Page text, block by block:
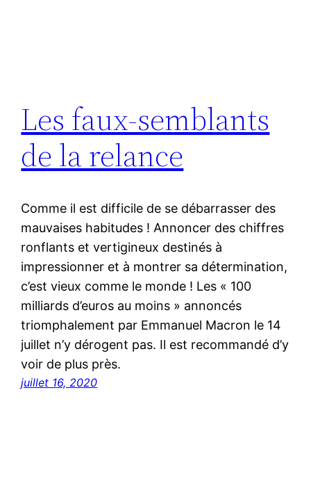
Les faux-semblants
de la relance
Comme il est difficile de se débarrasser des
mauvaises habitudes ! Annoncer des chiffres
ronflants et vertigineux destinés à
impressionner et à montrer sa détermination,
c’est vieux comme le monde ! Les « 100
milliards d’euros au moins » annoncés
triomphalement par Emmanuel Macron le 14
juillet n’y dérogent pas. Il est recommandé d’y
voir de plus près.
juillet 16, 2020